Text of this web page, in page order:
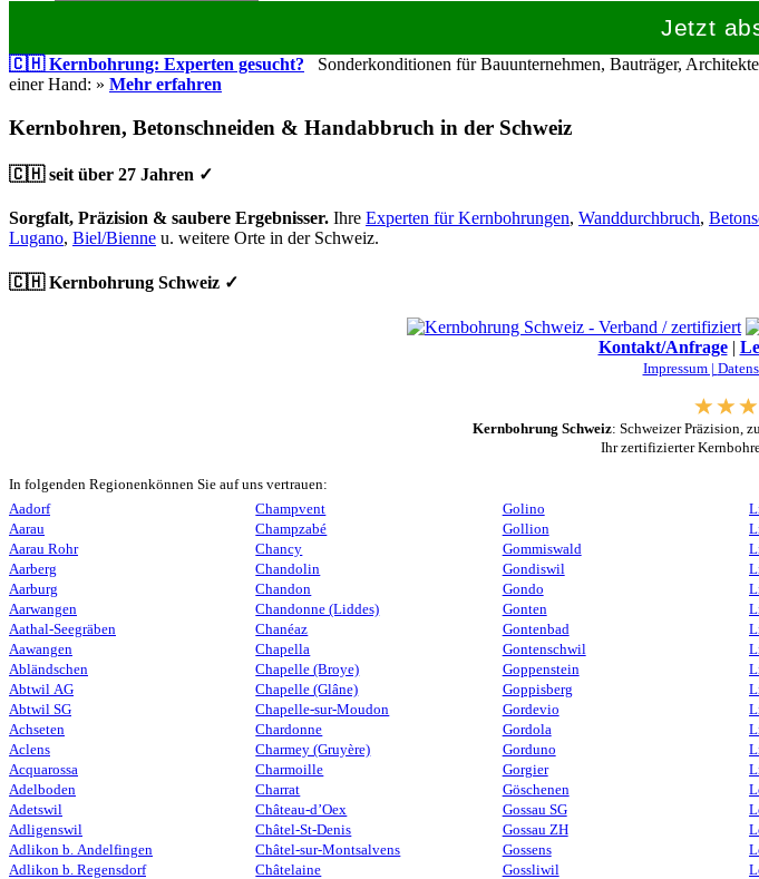
Jetzt
🇨🇭 Kernbohrung: Experten gesucht? Sonderkonditionen für Bauunternehmen, Bauträger,
einer Hand: » Mehr erfahren
Kernbohren, Betonschneiden & Handabbruch in der Schweiz
🇨🇭 seit über 27 Jahren ✓
Sorgfalt, Präzision & saubere Ergebnisser. Ihre Experten für Kernbohrungen, Wanddurchbruch,
Lugano, Biel/Bienne u. weitere Orte in der Schweiz.
🇨🇭 Kernbohrung Schweiz ✓
Kontakt/Anfrage|
Impressum |
Kernbohrung Schweiz: Schweizer Präzision,
Ihr zertifizierter
In folgenden Regionenkönnen Sie auf uns vertrauen:
Aadorf
Aarau
Aarau Rohr
Aarberg
Aarburg
Aarwangen
Aathal-Seegräben
Aawangen
Abländschen
Abtwil AG
Abtwil SG
Achseten
Aclens
Acquarossa
Adelboden
Adetswil
Adligenswil
Adlikon b. Andelfingen
Adlikon b. Regensdorf
Champvent
Champzabé
Chancy
Chandolin
Chandon
Chandonne (Liddes)
Chanéaz
Chapella
Chapelle (Broye)
Chapelle (Glâne)
Chapelle-sur-Moudon
Chardonne
Charmey (Gruyère)
Charmoille
Charrat
Château-d’Oex
Châtel-St-Denis
Châtel-sur-Montsalvens
Châtelaine
Golino
Gollion
Gommiswald
Gondiswil
Gondo
Gonten
Gontenbad
Gontenschwil
Goppenstein
Goppisberg
Gordevio
Gordola
Gorduno
Gorgier
Göschenen
Gossau SG
Gossau ZH
Gossens
Gossliwil